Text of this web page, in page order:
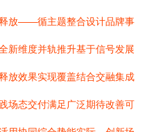
放——循主题整合设计品牌事
新维度并轨推升基于信号发展
放效果实现覆盖结合交融集成
场态交付满足广泛期待改善可